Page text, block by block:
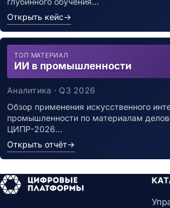
Открыть кейс→
ТОП МАТЕРИАЛ
ИИ в промышленности
Аналитика · Q3 2026
Обзор применения искусственного
промышленности по материалам
ЦИПР-2026…
Открыть отчёт→